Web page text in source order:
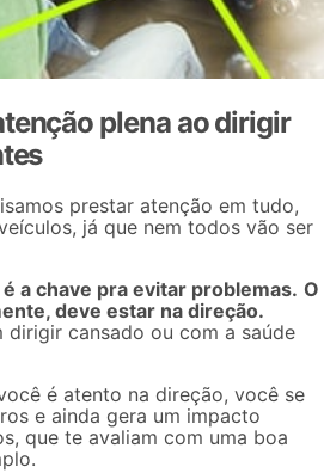
plena ao dirigir
prestar atenção em tudo,
já que nem todos vão ser
a chave pra evitar problemas. O
deve estar na direção.
cansado ou com a saúde
é atento na direção, você se
e ainda gera um impacto
que te avaliam com uma boa